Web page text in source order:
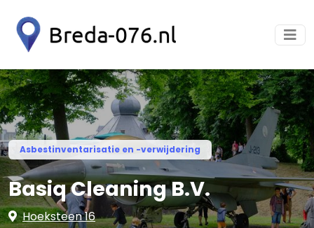
Asbestinventarisatie en -verwijdering
Basiq Cleaning B.V.
Hoeksteen 16